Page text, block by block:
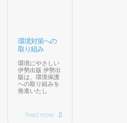
環境対策への
取り組み
環境にやさしい
伊勢出版 伊勢出
版は、環境保護
への取り組みを
推進いたし...
Read more